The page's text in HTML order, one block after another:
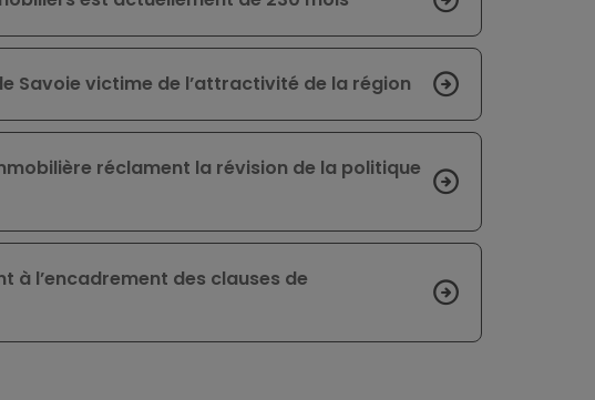
Savoie victime de l’attractivité de la région
réclament la révision de la politique
à l’encadrement des clauses de